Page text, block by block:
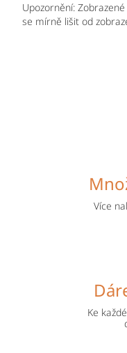
Více
Ke
Upozornění:
se mírně lišit od